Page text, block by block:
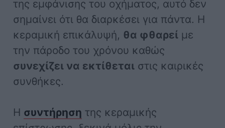
της εμφάνισης του οχήματος, αυτό δεν
σημαίνει ότι θα διαρκέσει για πάντα. Η
κεραμική επικάλυψή, θα φθαρεί με
την πάροδο του χρόνου καθώς
συνεχίζει να εκτίθεται στις καιρικές
συνθήκες.
Η συντήρηση της κεραμικής